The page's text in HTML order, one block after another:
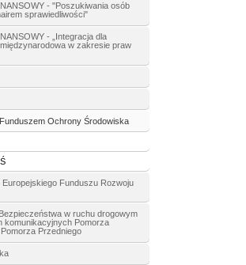
- "Poszukiwania osób
sprawiedliwości"
- „Integracja dla
w zakresie praw
Ochrony Środowiska
Europejskiego Funduszu Rozwoju
w ruchu drogowym
komunikacyjnych Pomorza
Przedniego